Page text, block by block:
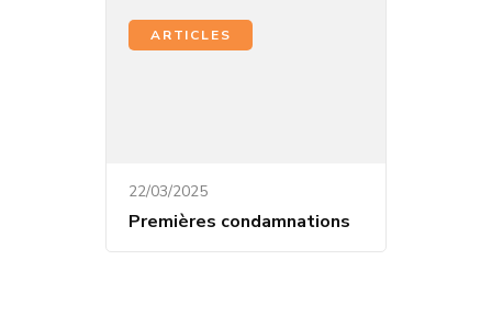
ARTICLES
22/03/2025
Premières condamnations